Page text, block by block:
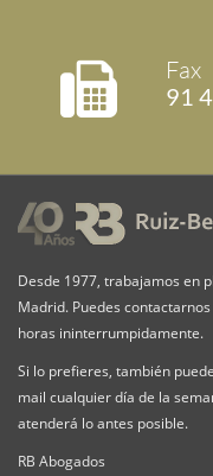
Fax
91
Desde 1977, trabajamos en
Madrid. Puedes
horas ininterrumpidamente.
Si lo prefieres, también
mail cualquier día de la
atenderá lo antes posible.
RB Abogados